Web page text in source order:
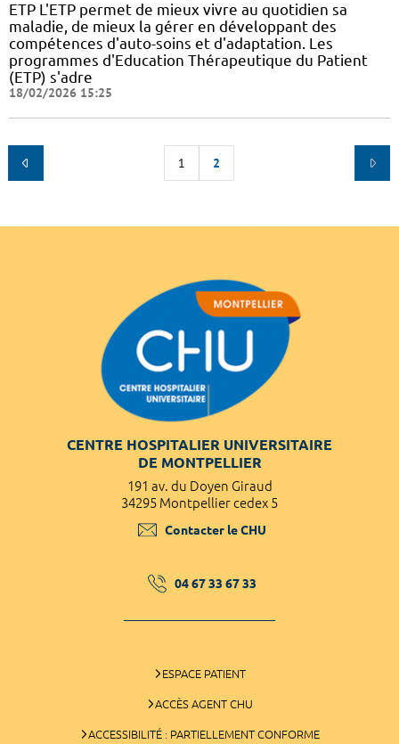
ETP L'ETP permet de mieux vivre au quotidien sa
maladie, de mieux la gérer en développant des
compétences d'auto-soins et d'adaptation. Les
programmes d'Education Thérapeutique du Patient
(ETP) s'adre
18/02/2026 15:25
1 2
CENTRE HOSPITALIER UNIVERSITAIRE
DE MONTPELLIER
191 av. du Doyen Giraud
34295 Montpellier cedex 5
Contacter le CHU
04 67 33 67 33
ESPACE PATIENT
ACCÈS AGENT CHU
ACCESSIBILITÉ : PARTIELLEMENT CONFORME